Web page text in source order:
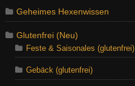
Geheimes Hexenwissen
Glutenfrei (Neu)
Feste & Saisonales (glutenfrei)
Gebäck (glutenfrei)